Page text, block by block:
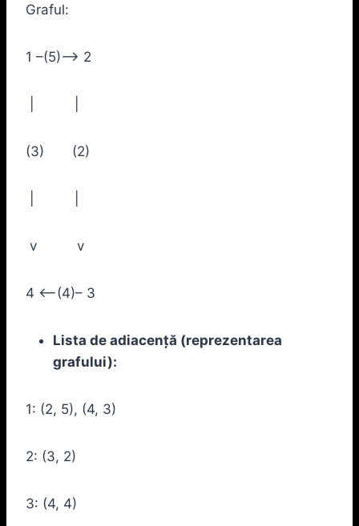
Graful:
1 –(5)–> 2
(3) (2)
v v
4 <–(4)– 3
Lista de adiacență (reprezentarea
grafului):
1: (2, 5), (4, 3)
2: (3, 2)
3: (4, 4)